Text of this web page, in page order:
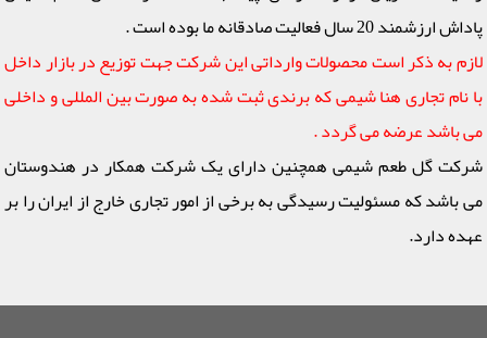
پاداش ارزشمند 20 سال فعالیت صادقانه ما بوده است .
لازم به ذکر است محصولات وارداتی این شرکت جهت توزیع در بازار داخل
با نام تجاری هنا شیمی که برندی ثبت شده به صورت بین المللی و داخلی
می باشد عرضه می گردد .
شرکت گل طعم شیمی همچنین دارای یک شرکت همکار در هندوستان
می باشد که مسئولیت رسیدگی به برخی از امور تجاری خارج از ایران را بر
عهده دارد.